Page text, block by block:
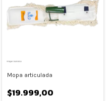
Mopa articulada
$19.999,00